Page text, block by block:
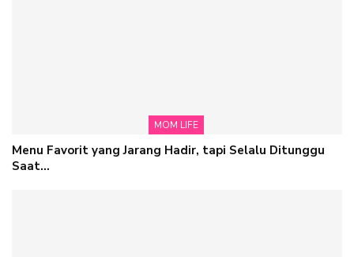
MOM LIFE
Menu Favorit yang Jarang Hadir, tapi Selalu Ditunggu
Saat…